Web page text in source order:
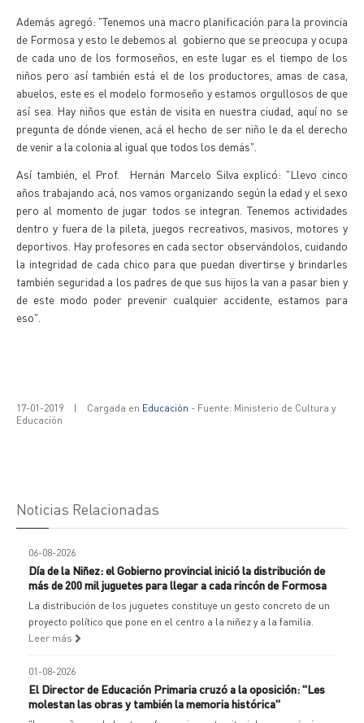
Además agregó: "Tenemos una macro planificación para la provincia
de Formosa y esto le debemos al gobierno que se preocupa y ocupa
de cada uno de los formoseños, en este lugar es el tiempo de los
niños pero así también está el de los productores, amas de casa,
abuelos, este es el modelo formoseño y estamos orgullosos de que
así sea. Hay niños que están de visita en nuestra ciudad, aquí no se
pregunta de dónde vienen, acá el hecho de ser niño le da el derecho
de venir a la colonia al igual que todos los demás".
Así también, el Prof. Hernán Marcelo Silva explicó: "Llevo cinco
años trabajando acá, nos vamos organizando según la edad y el sexo
pero al momento de jugar todos se integran. Tenemos actividades
dentro y fuera de la pileta, juegos recreativos, masivos, motores y
deportivos. Hay profesores en cada sector observándolos, cuidando
la integridad de cada chico para que puedan divertirse y brindarles
también seguridad a los padres de que sus hijos la van a pasar bien y
de este modo poder prevenir cualquier accidente, estamos para
eso".
17-01-2019 | Cargada en Educación - Fuente: Ministerio de Cultura y
Educación
Noticias Relacionadas
06-08-2026
Día de la Niñez: el Gobierno provincial inició la distribución de
más de 200 mil juguetes para llegar a cada rincón de Formosa
La distribución de los juguetes constituye un gesto concreto de un
proyecto político que pone en el centro a la niñez y a la familia.
Leer más
01-08-2026
El Director de Educación Primaria cruzó a la oposición: "Les
molestan las obras y también la memoria histórica"